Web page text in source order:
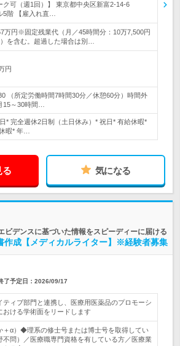
ク可（週1回）】 東京都中央区新富2-14-6
5階 【雇入れ直…
万円※固定残業代（月／45時間分：10万7,500円
を含む。超過した場合は別…
円
（所定労働時間7時間30分／休憩60分）時間外
15～30時間…
* 完全週休2日制（土日休み）* 祝日* 有給休暇*
暇* 年…
る 気になる
ビデンスに基づいた情報をスピーディーに届ける
作成【メディカルライター】※経験者募集
了予定日： 2026/09/17
ティブ部門と連携し、医療用医薬品のプロモーシ
おける学術面をリードします
＋α）◆理系の修士号または博士号を取得してい
不問）／医療職専門資格を有している方／医療業